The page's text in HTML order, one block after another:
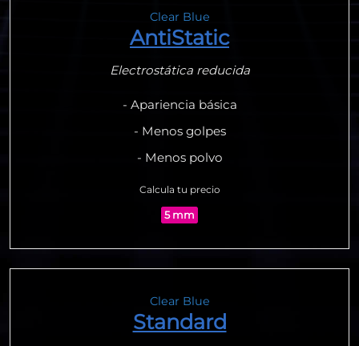
Clear Blue
AntiStatic
Electrostática reducida
- Apariencia básica
- Menos golpes
- Menos polvo
Calcula tu precio
5 mm
Clear Blue
Standard